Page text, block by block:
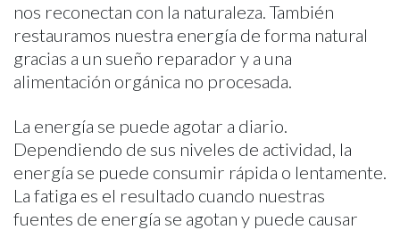
nos reconectan con la naturaleza. También
restauramos nuestra energía de forma natural
gracias a un sueño reparador y a una
alimentación orgánica no procesada.
La energía se puede agotar a diario.
Dependiendo de sus niveles de actividad, la
energía se puede consumir rápida o lentamente.
La fatiga es el resultado cuando nuestras
fuentes de energía se agotan y puede causar